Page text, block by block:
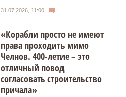
31.07.2026, 11:00
«Корабли просто не имеют
права проходить мимо
Челнов. 400-летие – это
отличный повод
согласовать строительство
причала»